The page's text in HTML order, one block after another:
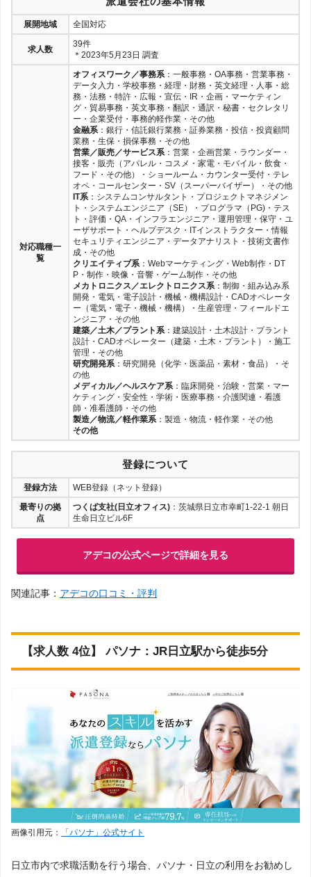
展開地域 全国対応
求人数
39件
＊2023年5月23日 調査
対応職種一
覧
オフィスワーク／事務系 ：一般事務・OA事務・営業事務・
データ入力・学校事務・経理・財務・英文経理・人事・総
務・法務・特許・広報・宣伝・IR・企画・マーケティン
グ・貿易事務・英文事務・翻訳・通訳・秘書・セクレタリ
ー・企業受付・事務的軽作業・その他
金融系 ：銀行・信託銀行業務・証券業務・投信・投資顧問
業務・生保・損保事務・その他
営業／販売／サービス系 ：営業・企画営業・ラウンダー・
接客・販売（アパレル・コスメ・家電・モバイル・飲食・
フード・その他）・ショールーム・カウンター受付・テレ
オペ・コールセンター・SV（スーパーバイザー）・その他
IT系 ：システムコンサルタント・プロジェクトマネジメン
ト・システムエンジニア（SE）・プログラマ（PG)・テス
ト・評価・QA・インフラエンジニア・運用管理・保守・ユ
ーザサポート・ヘルプデスク・ITインストラクター・情報
セキュリティエンジニア・データアナリスト・技術文書作
成・その他
クリエイティブ系 ：Webマーケティング・Web制作・DT
P・制作・映像・音響・ゲーム制作・その他
メカトロニクス／エレクトロニクス系 ：制御・組み込み系
開発・電気・電子設計・機械・機構設計・CADオペレータ
ー（電気・電子・機械・機構）・生産管理・フィールドエ
ンジニア・その他
建築／土木／プラント系 ：建築設計・土木設計・プラント
設計・CADオペレーター（建築・土木・プラント）・施工
管理・その他
研究開発系 ：研究開発（化学・医薬品・素材・食品）・そ
の他
メディカル／ヘルスケア系 ：臨床開発・治験・営業・マー
ケティング・安全性・学術・医療事務・介護関連・看護
師・准看護師・その他
製造／物流／軽作業系 ：製造・物流・軽作業・その他
その他
登録について
登録方法
WEB登録（ネット登録）
最寄りの拠
点
つくば支社(日立オフィス) ：茨城県日立市幸町1-22-1 朝日
生命日立ビル6F
アデコの公式ページで詳細を見る
関連記事： アデコの口コミ・評判
【求人数 4位】 パソナ：JR日立駅から徒歩5分
画像引用元： 「パソナ」公式サイト
日立市内で求職活動を行う場合、パソナ・日立の利用をお勧めし